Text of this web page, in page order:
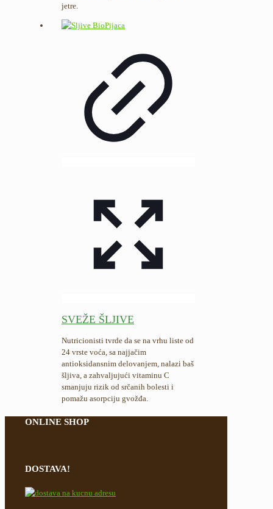
jetre.
SVEŽE ŠLJIVE
Nutricionisti tvrde da se na vrhu liste od
24 vrste voća, sa najjačim
antioksidansnim delovanjem, nalazi baš
šljiva, a zahvaljujući vitaminu C
smanjuju rizik od srčanih bolesti i
pomažu asorpciju gvožđa.
ONLINE SHOP
DOSTAVA!